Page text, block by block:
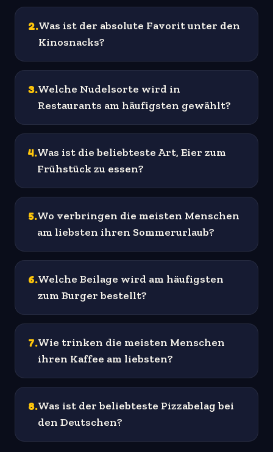
2.Was ist der absolute Favorit unter den
Kinosnacks?
3.Welche Nudelsorte wird in
Restaurants am häufigsten gewählt?
4.Was ist die beliebteste Art, Eier zum
Frühstück zu essen?
5.Wo verbringen die meisten Menschen
am liebsten ihren Sommerurlaub?
6.Welche Beilage wird am häufigsten
zum Burger bestellt?
7.Wie trinken die meisten Menschen
ihren Kaffee am liebsten?
8.Was ist der beliebteste Pizzabelag bei
den Deutschen?